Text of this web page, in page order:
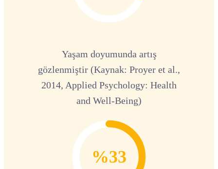
Yaşam doyumunda artış
gözlenmiştir (Kaynak: Proyer et al.,
2014, Applied Psychology: Health
and Well-Being)
%33